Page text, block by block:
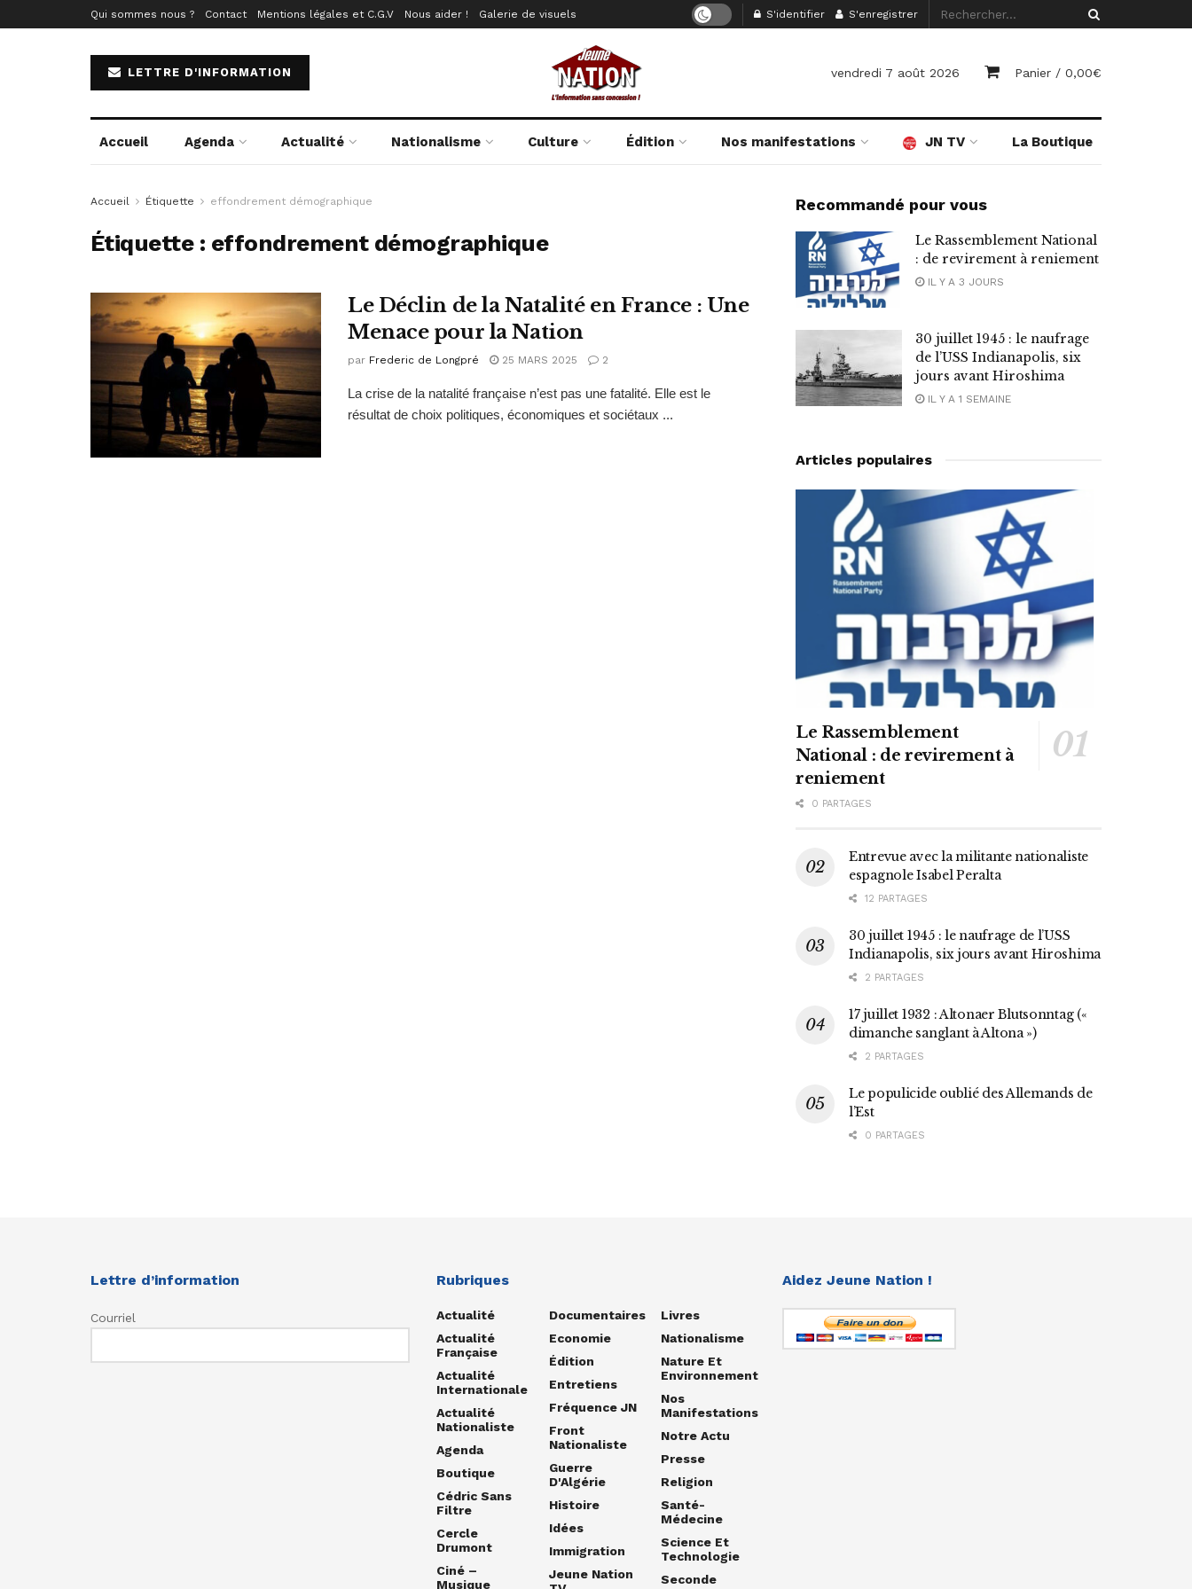
Qui sommes nous ? Contact Mentions légales et C.G.V Nous aider ! Galerie de visuels S'identifier S'enregistrer
LETTRE D'INFORMATION vendredi 7 août 2026 Panier / 0,00€
Accueil Agenda Actualité Nationalisme Culture Édition Nos manifestations JN TV La Boutique
Accueil Étiquette effondrement démographique
Étiquette : effondrement démographique
Le Déclin de la Natalité en France : Une
Menace pour la Nation
par Frederic de Longpré 25 MARS 2025 2
La crise de la natalité française n’est pas une fatalité. Elle est le
résultat de choix politiques, économiques et sociétaux ...
Recommandé pour vous
Le Rassemblement National
: de revirement à reniement
IL Y A 3 JOURS
30 juillet 1945 : le naufrage
de l’USS Indianapolis, six
jours avant Hiroshima
IL Y A 1 SEMAINE
Articles populaires
Le Rassemblement
National : de revirement à
reniement
0 PARTAGES
Entrevue avec la militante nationaliste
espagnole Isabel Peralta
12 PARTAGES
30 juillet 1945 : le naufrage de l’USS
Indianapolis, six jours avant Hiroshima
2 PARTAGES
17 juillet 1932 : Altonaer Blutsonntag («
dimanche sanglant à Altona »)
2 PARTAGES
Le populicide oublié des Allemands de
l’Est
0 PARTAGES
Lettre d’information
Courriel
Rubriques
Actualité
Actualité
Française
Actualité
Internationale
Actualité
Nationaliste
Agenda
Boutique
Cédric Sans
Filtre
Cercle
Drumont
Ciné –
Musique
Documentaires
Economie
Édition
Entretiens
Fréquence JN
Front
Nationaliste
Guerre
D'Algérie
Histoire
Idées
Immigration
Jeune Nation
Livres
Nationalisme
Nature Et
Environnement
Nos
Manifestations
Notre Actu
Presse
Religion
Santé-
Médecine
Science Et
Technologie
Seconde
Aidez Jeune Nation !